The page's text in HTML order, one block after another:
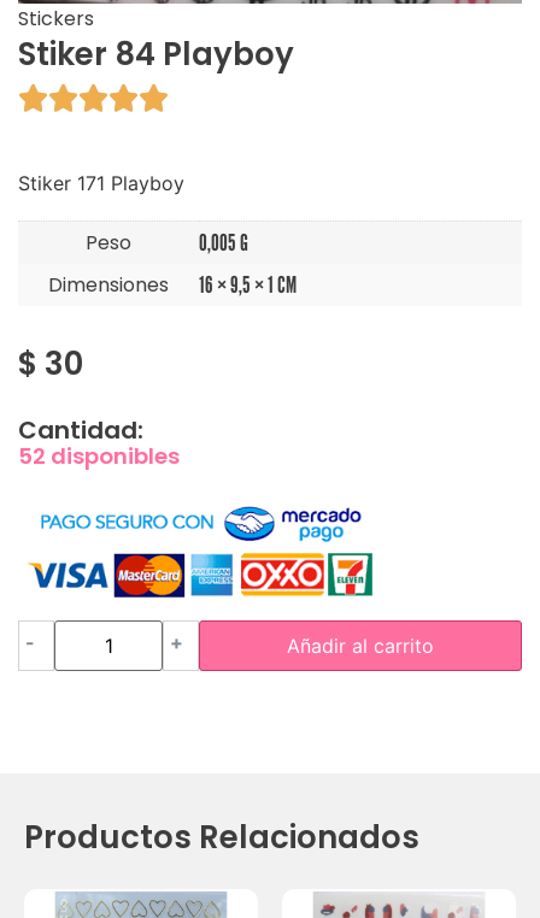
Stickers
Stiker 84 Playboy

Stiker 171 Playboy
Peso 0,005 G
Dimensiones 16 × 9,5 × 1 CM
$ 30
Cantidad:
52 disponibles
- + Añadir al carrito
Productos Relacionados